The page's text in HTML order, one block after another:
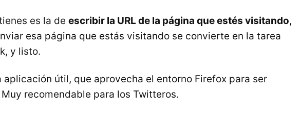
es la de escribir la URL de la página que estés visitando,
esa página que estás visitando se convierte en la tarea
y listo.
aplicación útil, que aprovecha el entorno Firefox para ser
recomendable para los Twitteros.